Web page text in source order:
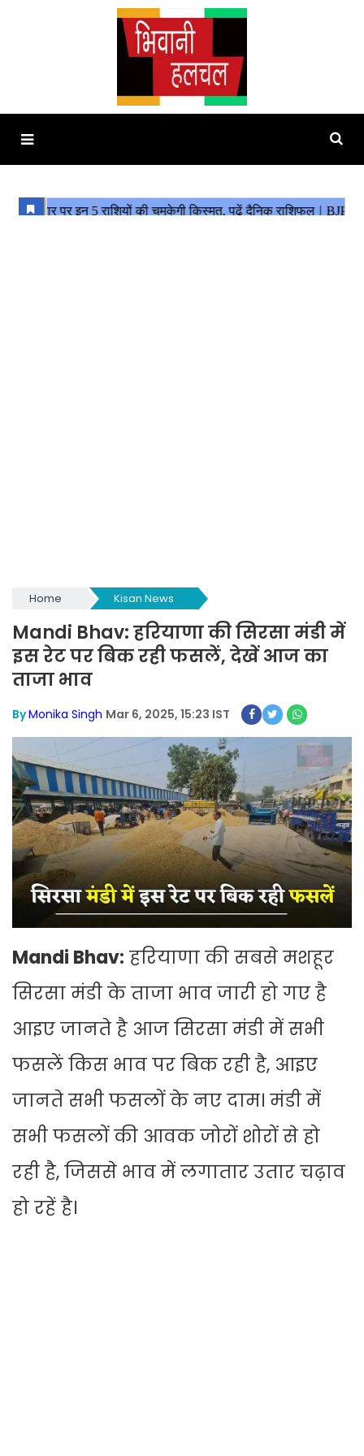
Home Kisan News
Mandi Bhav: हरियाणा की सिरसा मंडी में
इस रेट पर बिक रही फसलें, देखें आज का
ताजा भाव
ByMonika Singh Mar 6, 2025, 15:23 IST
Mandi Bhav: हरियाणा की सबसे मशहूर
सिरसा मंडी के ताजा भाव जारी हो गए है
आइए जानते है आज सिरसा मंडी में सभी
फसलें किस भाव पर बिक रही है, आइए
जानते सभी फसलों के नए दाम। मंडी में
सभी फसलों की आवक जोरों शोरों से हो
रही है, जिससे भाव में लगातार उतार चढ़ाव
हो रहें है।